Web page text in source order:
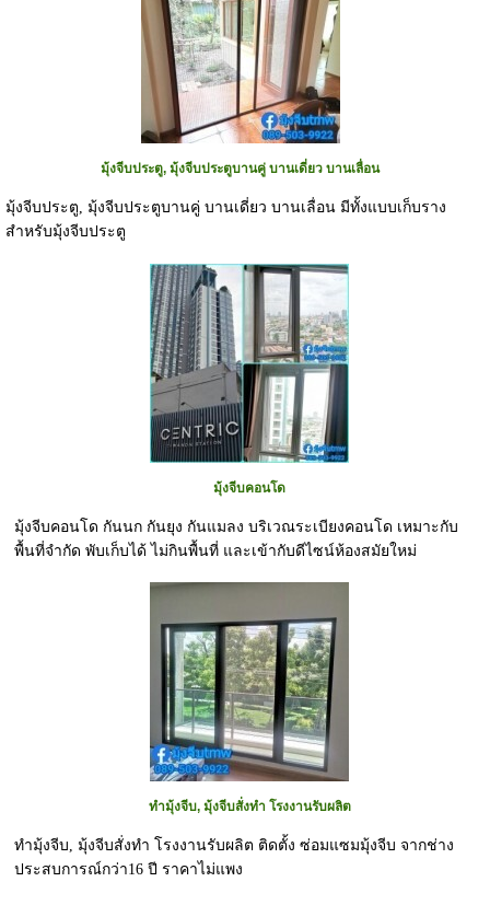
มุ้งจีบประตู, มุ้งจีบประตูบานคู่ บานเดี่ยว บานเลื่อน
มุ้งจีบประตู, มุ้งจีบประตูบานคู่ บานเดี่ยว บานเลื่อน มีทั้งแบบเก็บราง
สำหรับมุ้งจีบประตู
มุ้งจีบคอนโด
มุ้งจีบคอนโด กันนก กันยุง กันแมลง บริเวณระเบียงคอนโด เหมาะกับ
พื้นที่จำกัด พับเก็บได้ ไม่กินพื้นที่ และเข้ากับดีไซน์ห้องสมัยใหม่
ทำมุ้งจีบ, มุ้งจีบสั่งทำ โรงงานรับผลิต
ทำมุ้งจีบ, มุ้งจีบสั่งทำ โรงงานรับผลิต ติดตั้ง ซ่อมแซมมุ้งจีบ จากช่าง
ประสบการณ์กว่า16 ปี ราคาไม่แพง